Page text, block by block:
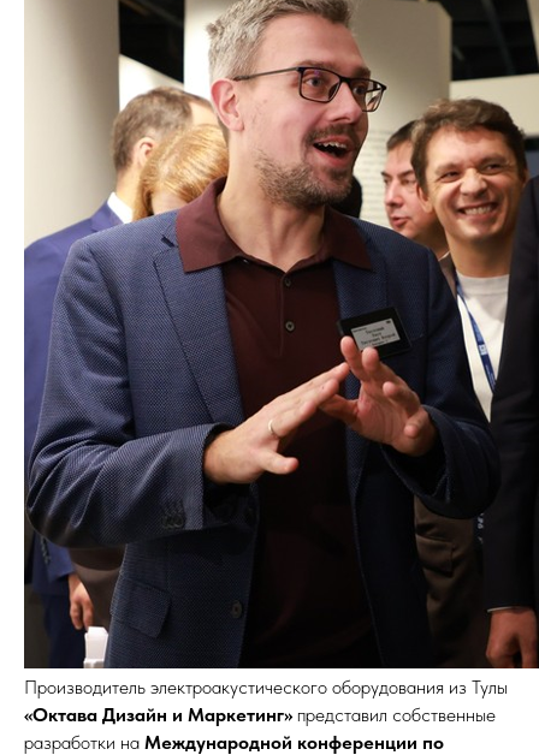
Производитель электроакустического оборудования из Тулы
«Октава Дизайн и Маркетинг» представил собственные
разработки на Международной конференции по